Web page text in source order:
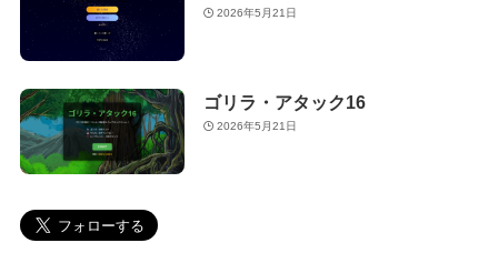
2026年5月21日
ゴリラ・アタック16
2026年5月21日